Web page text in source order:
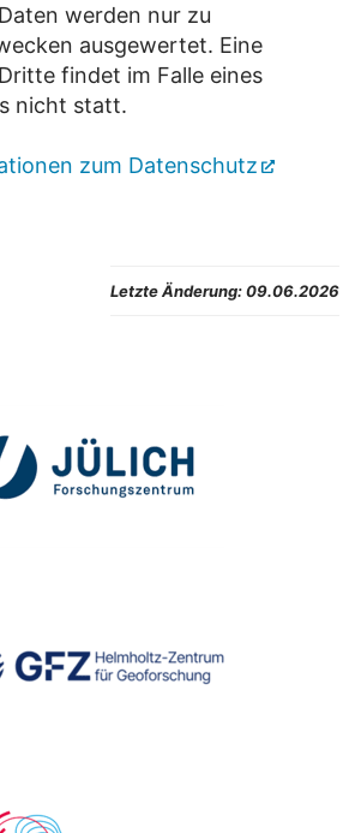
werden nur zu
ausgewertet. Eine
findet im Falle eines
nicht statt.
zum Datenschutz
Letzte Änderung:09.06.2026